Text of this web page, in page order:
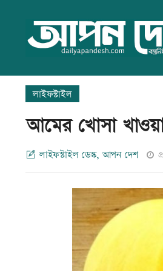
লাইফস্টাইল
আমের খোসা
লাইফস্টাইল ডেস্ক, আপন দেশ